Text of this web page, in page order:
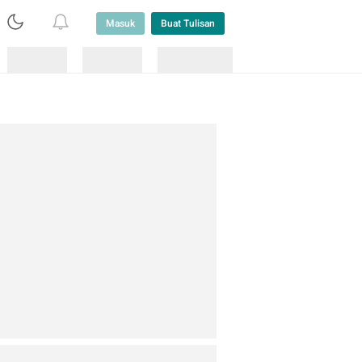
Masuk Buat Tulisan